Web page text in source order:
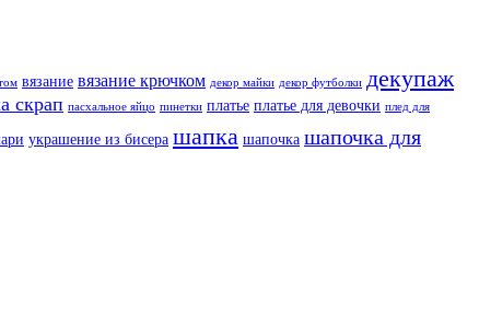
вязание вязание крючком декор майки декор футболки декупаж
скрап пасхальное яйцо пинетки платье платье для девочки плед для
украшение из бисера шапка шапочка шапочка для